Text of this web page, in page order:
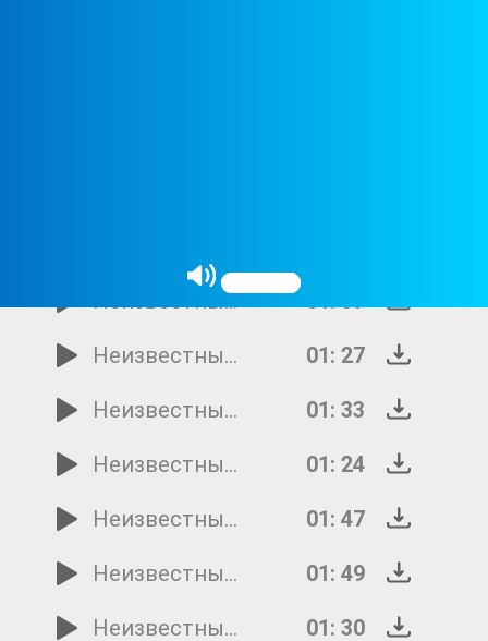
Неизвестный исполнитель - Дорожка 25
01: 37
Неизвестный исполнитель - Дорожка 24
01: 27
Неизвестный исполнитель - Дорожка 2
01: 33
Неизвестный исполнитель - Дорожка 22
01: 24
Неизвестный исполнитель - Дорожка 21
01: 47
Неизвестный исполнитель - Дорожка 20
01: 49
Неизвестный исполнитель - Дорожка 19
01: 30